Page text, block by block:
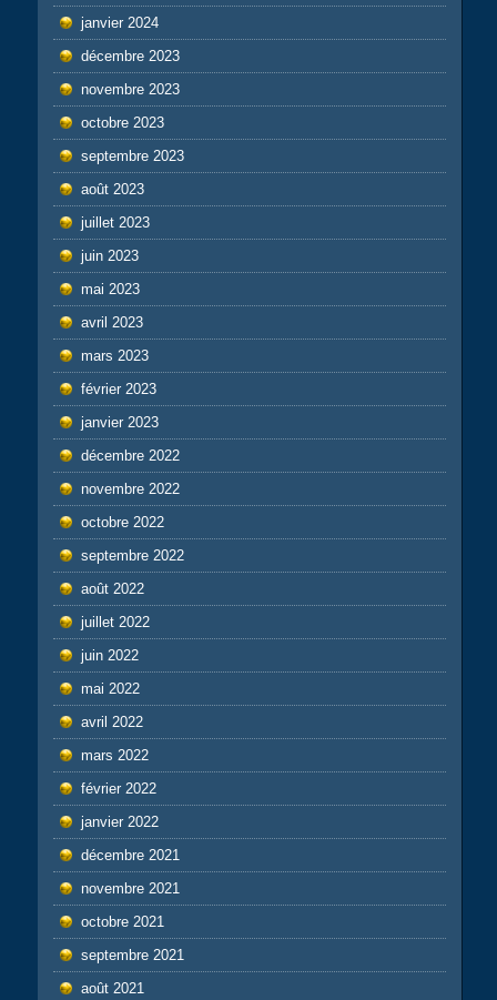
janvier 2024
décembre 2023
novembre 2023
octobre 2023
septembre 2023
août 2023
juillet 2023
juin 2023
mai 2023
avril 2023
mars 2023
février 2023
janvier 2023
décembre 2022
novembre 2022
octobre 2022
septembre 2022
août 2022
juillet 2022
juin 2022
mai 2022
avril 2022
mars 2022
février 2022
janvier 2022
décembre 2021
novembre 2021
octobre 2021
septembre 2021
août 2021